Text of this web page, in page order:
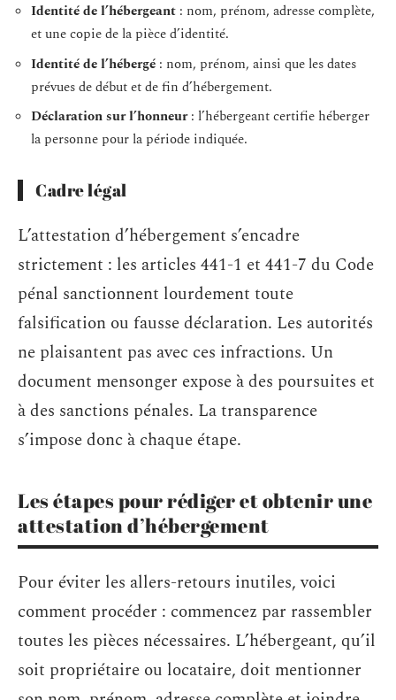
Identité de l’hébergeant : nom, prénom, adresse complète,
et une copie de la pièce d’identité.
Identité de l’hébergé : nom, prénom, ainsi que les dates
prévues de début et de fin d’hébergement.
Déclaration sur l’honneur: l’hébergeant certifie héberger
la personne pour la période indiquée.
Cadre légal
L’attestation d’hébergement s’encadre
strictement : les articles 441-1 et 441-7 du Code
pénal sanctionnent lourdement toute
falsification ou fausse déclaration. Les autorités
ne plaisantent pas avec ces infractions. Un
document mensonger expose à des poursuites et
à des sanctions pénales. La transparence
s’impose donc à chaque étape.
Les étapes pour rédiger et obtenir une
attestation d’hébergement
Pour éviter les allers-retours inutiles, voici
comment procéder : commencez par rassembler
toutes les pièces nécessaires. L’hébergeant, qu’il
soit propriétaire ou locataire, doit mentionner